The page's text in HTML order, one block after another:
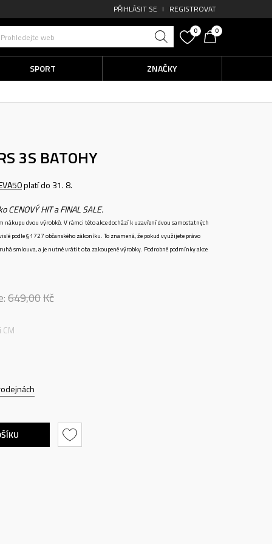
PŘIHLÁSIT SE REGISTROVAT
Prohledejte web
0 0
SPORT ZNAČKY
3S BATOHY
platí do 31. 8.
HIT a FINAL SALE.
nákupu dvou výrobků. V rámci této akce dochází k uzavření dvou samostatných
podle § 1727 občanského zákoníku. To znamená, že pokud využijete právo
smlouva, a je nutné vrátit oba zakoupené výrobky. Podrobné podmínky akce
649,00Kč